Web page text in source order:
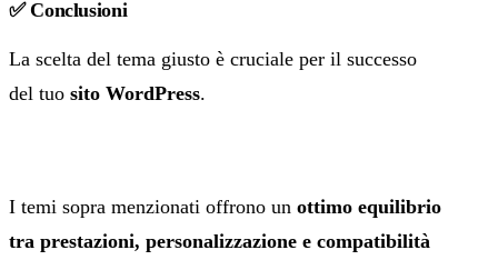
✅ Conclusioni
La scelta del tema giusto è cruciale per il successo
del tuo sito WordPress.
I temi sopra menzionati offrono un ottimo equilibrio
tra prestazioni, personalizzazione e compatibilità